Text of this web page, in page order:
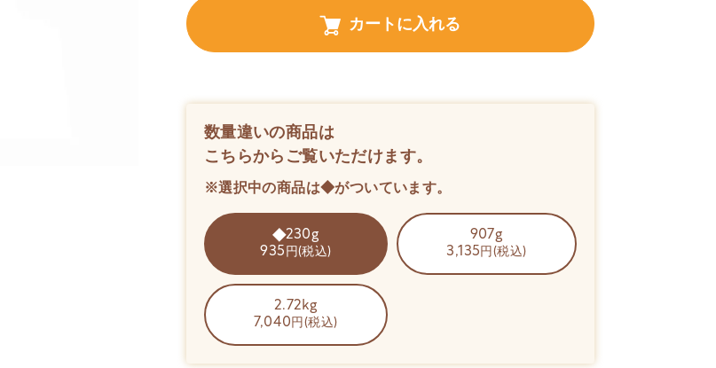
カートに入れる
数量違いの商品は
こちらからご覧いただけます。
※選択中の商品は◆がついています。
230g
935 円(税込)
907g
3,135 円(税込)
2.72kg
7,040 円(税込)